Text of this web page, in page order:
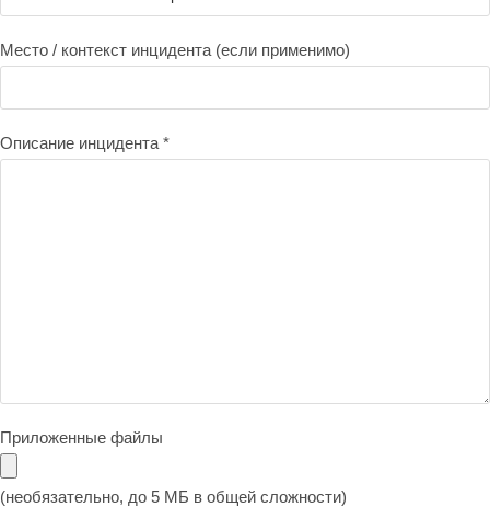
Место / контекст инцидента (если применимо)
Описание инцидента *
Приложенные файлы
(необязательно, до 5 МБ в общей сложности)